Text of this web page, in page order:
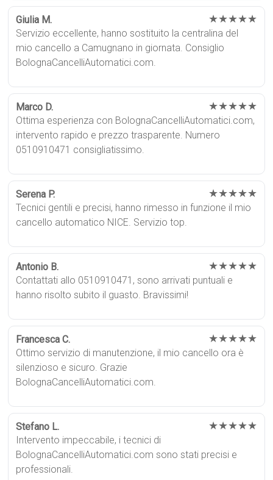
Giulia M. ★★★★★
Servizio eccellente, hanno sostituito la centralina del
mio cancello a Camugnano in giornata. Consiglio
BolognaCancelliAutomatici.com.
Marco D. ★★★★★
Ottima esperienza con BolognaCancelliAutomatici.com,
intervento rapido e prezzo trasparente. Numero
0510910471 consigliatissimo.
Serena P. ★★★★★
Tecnici gentili e precisi, hanno rimesso in funzione il mio
cancello automatico NICE. Servizio top.
Antonio B. ★★★★★
Contattati allo 0510910471, sono arrivati puntuali e
hanno risolto subito il guasto. Bravissimi!
Francesca C. ★★★★★
Ottimo servizio di manutenzione, il mio cancello ora è
silenzioso e sicuro. Grazie
BolognaCancelliAutomatici.com.
Stefano L. ★★★★★
Intervento impeccabile, i tecnici di
BolognaCancelliAutomatici.com sono stati precisi e
professionali.